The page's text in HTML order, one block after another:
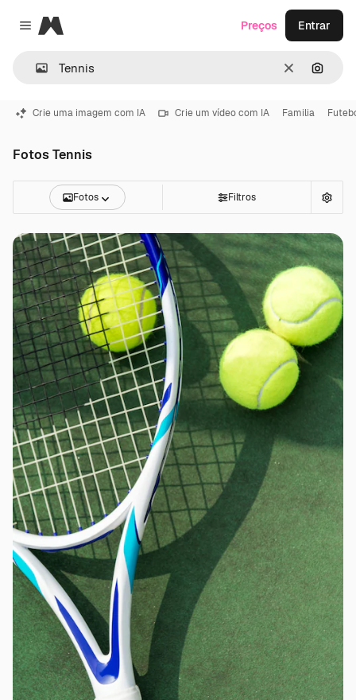
Close menu
Magnific
Limpar
Preços Entrar
Crie uma imagem com IA Crie um vídeo com IA Familia
Fotos Tennis
Fotos Filtros